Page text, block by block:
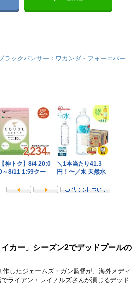
ラックパンサー：ワカンダ・フォーエバー
カー」シーズン2でデッドプールの
作したジェームズ・ガン監督が、海外メディ
ライアン・レイノルズさんが演じるデッド